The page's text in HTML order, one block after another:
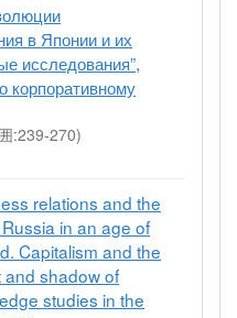
в Японии и их
исследования”,
корпоративному
:239-270)
relations and the
in an age of
Capitalism and the
and shadow of
studies in the